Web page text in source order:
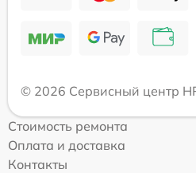
© 2026 Сервисный центр
Стоимость ремонта
Оплата и доставка
Контакты